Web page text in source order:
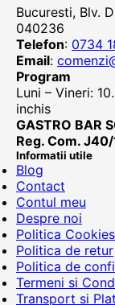
Bucuresti, Blv.
040236
Telefon: 0734
Email:
Program
Luni – Vineri:
inchis
GASTRO BAR
Reg. Com.
Informatii utile
Blog
Contact
Contul meu
Despre noi
Politica Cookies
Politica de retur
Politica de
Termeni si
Transport si